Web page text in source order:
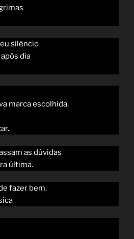
silêncio
dia
marca escolhida.
as dúvidas
última.
fazer bem.